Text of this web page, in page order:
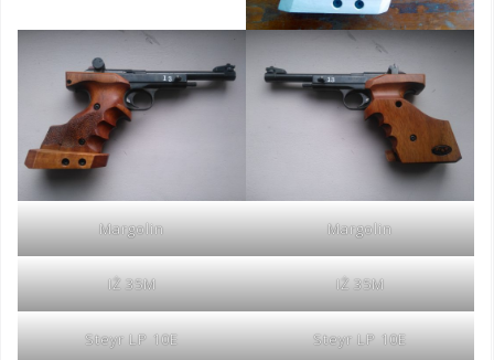
Margolin Margolin
IŻ 35M IŻ 35M
Steyr LP 10E Steyr LP 10E